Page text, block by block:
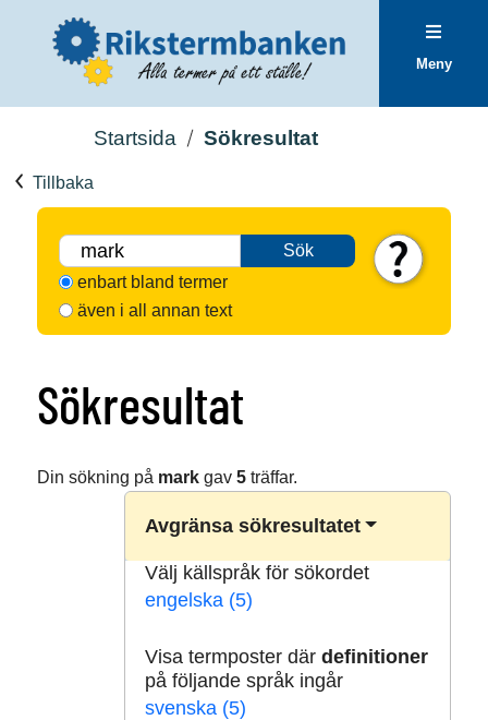
Meny
Startsida Sökresultat
Tillbaka
Sök
enbart bland termer
även i all annan text
Sökresultat
Din sökning på markgav 5träffar.
Avgränsa sökresultatet
Välj källspråk för sökordet
engelska (5)
Visa termposter där definitioner
på följande språk ingår
svenska (5)